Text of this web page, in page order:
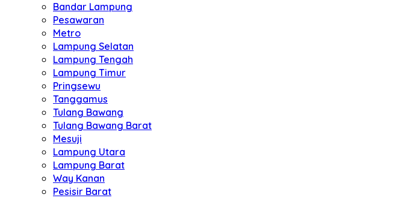
Bandar Lampung
Pesawaran
Metro
Lampung Selatan
Lampung Tengah
Lampung Timur
Pringsewu
Tanggamus
Tulang Bawang
Tulang Bawang Barat
Mesuji
Lampung Utara
Lampung Barat
Way Kanan
Pesisir Barat